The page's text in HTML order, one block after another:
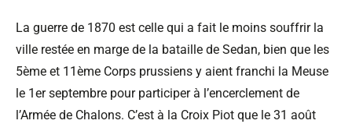
La guerre de 1870 est celle qui a fait le moins souffrir la
ville restée en marge de la bataille de Sedan, bien que les
5ème et 11ème Corps prussiens y aient franchi la Meuse
le 1er septembre pour participer à l’encerclement de
l’Armée de Chalons. C’est à la Croix Piot que le 31 août